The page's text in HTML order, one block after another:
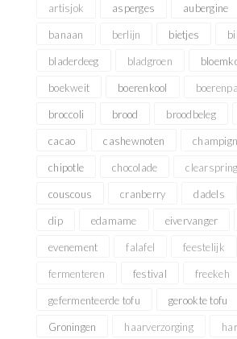
artisjok asperges aubergine
banaan berlijn bietjes
bladerdeeg bladgroen
boekweit boerenkool
broccoli brood broodbeleg
cacao cashewnoten
chipotle chocolade clearspring
couscous cranberry dadels
dip edamame eivervanger
evenement falafel feestelijk
fermenteren festival freekeh
gefermenteerde tofu gerookte tofu
Groningen haarverzorging